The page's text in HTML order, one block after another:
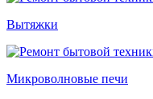
Вытяжки
Микроволновые печи